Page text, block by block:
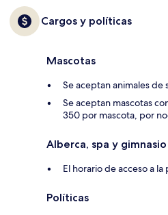
Cargos y políticas
Mascotas
Se aceptan animales de
Se aceptan mascotas
350 por mascota, por
Alberca, spa y
El horario de acceso a
Políticas